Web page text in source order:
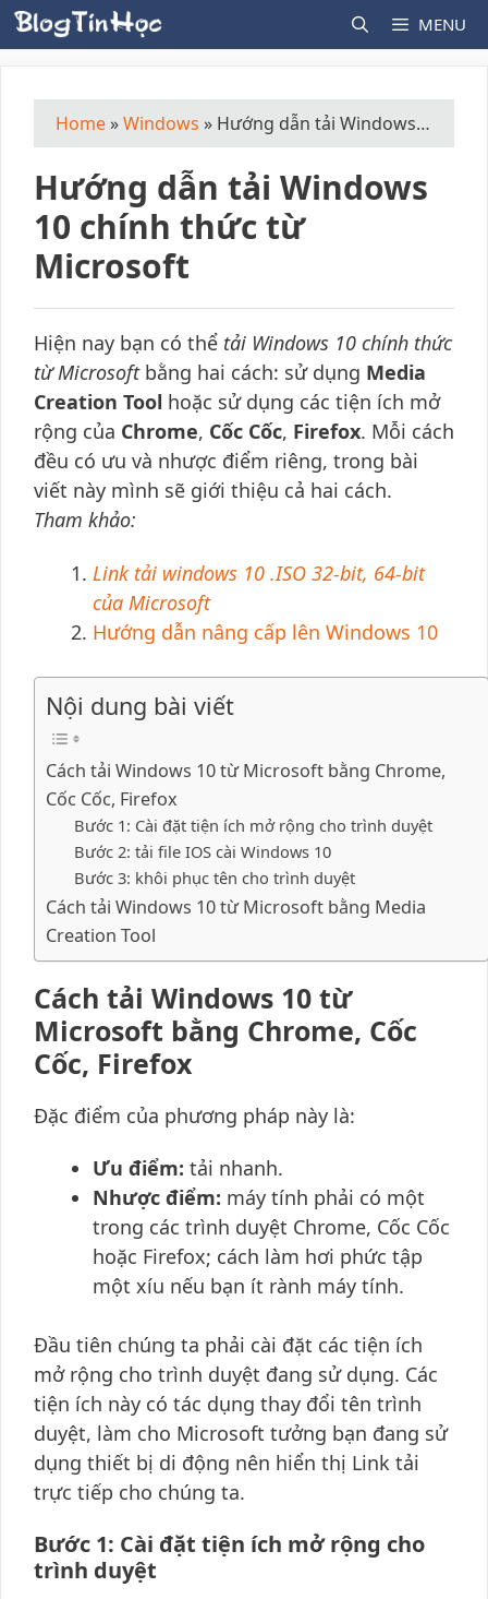
Skip
to
MENU
Home »Windows » Hướng dẫn tải Windows 10 chính thức từ Microsoft
Hướng dẫn tải Windows
10 chính thức từ
Microsoft
Hiện nay bạn có thể tải Windows 10 chính thức
từ Microsoftbằng hai cách: sử dụng Media
Creation Tool hoặc sử dụng các tiện ích mở
rộng của Chrome, Cốc Cốc, Firefox. Mỗi cách
đều có ưu và nhược điểm riêng, trong bài
viết này mình sẽ giới thiệu cả hai cách.
Tham khảo:
Link tải windows 10 .ISO 32-bit, 64-bit
của Microsoft
Hướng dẫn nâng cấp lên Windows 10
Nội dung bài viết
Cách tải Windows 10 từ Microsoft bằng Chrome,
Cốc Cốc, Firefox
Bước 1: Cài đặt tiện ích mở rộng cho trình duyệt
Bước 2: tải file IOS cài Windows 10
Bước 3: khôi phục tên cho trình duyệt
Cách tải Windows 10 từ Microsoft bằng Media
Creation Tool
Cách tải Windows 10 từ
Microsoft bằng Chrome, Cốc
Cốc, Firefox
Đặc điểm của phương pháp này là:
Ưu điểm: tải nhanh.
Nhược điểm: máy tính phải có một
trong các trình duyệt Chrome, Cốc Cốc
hoặc Firefox; cách làm hơi phức tập
một xíu nếu bạn ít rành máy tính.
Đầu tiên chúng ta phải cài đặt các tiện ích
mở rộng cho trình duyệt đang sử dụng. Các
tiện ích này có tác dụng thay đổi tên trình
duyệt, làm cho Microsoft tưởng bạn đang sử
dụng thiết bị di động nên hiển thị Link tải
trực tiếp cho chúng ta.
Bước 1: Cài đặt tiện ích mở rộng cho
trình duyệt